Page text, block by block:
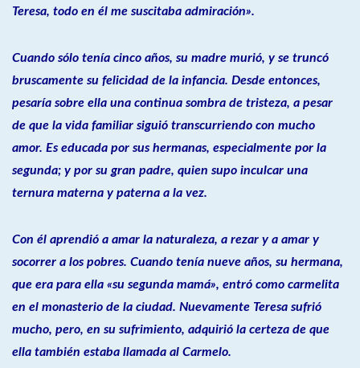
Teresa, todo en él me suscitaba admiración».
Cuando sólo tenía cinco años, su madre murió, y se truncó
bruscamente su felicidad de la infancia. Desde entonces,
pesaría sobre ella una continua sombra de tristeza, a pesar
de que la vida familiar siguió transcurriendo con mucho
amor. Es educada por sus hermanas, especialmente por la
segunda; y por su gran padre, quien supo inculcar una
ternura materna y paterna a la vez.
Con él aprendió a amar la naturaleza, a rezar y a amar y
socorrer a los pobres. Cuando tenía nueve años, su hermana,
que era para ella «su segunda mamá», entró como carmelita
en el monasterio de la ciudad. Nuevamente Teresa sufrió
mucho, pero, en su sufrimiento, adquirió la certeza de que
ella también estaba llamada al Carmelo.